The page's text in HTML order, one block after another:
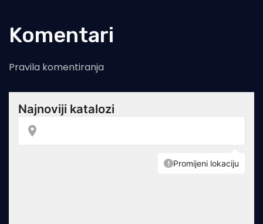
Komentari
Pravila komentiranja